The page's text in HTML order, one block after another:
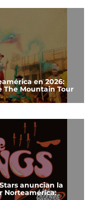
en 2026:
The Mountain Tour
anuncian la
Norteamérica: